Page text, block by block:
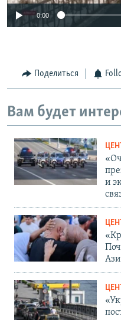
Auto 270p
0:00
Поделиться
Вам будет
и